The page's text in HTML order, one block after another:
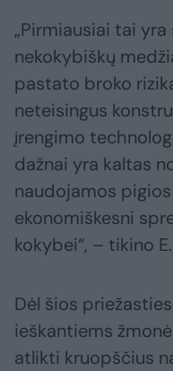
„Pirmiausiai tai
nekokybiškų
pastato broko
neteisingus
įrengimo
dažnai yra kaltas
naudojamos
ekonomiškesni
kokybei“, – tikino
Dėl šios
ieškantiems
atlikti kruopščius